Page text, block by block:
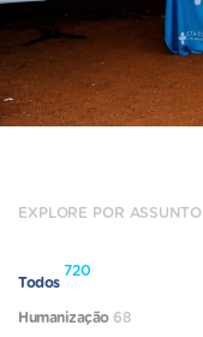
EXPLORE POR ASSUNTO
Todos
720
Humanização 68